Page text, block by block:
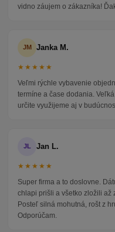
vidno záujem o zákazníka!
JM Janka M.
★★★★★
Veľmi rýchle vybavenie
termíne a čase dodania.
určite využijeme aj v
JL Jan L.
★★★★★
Super firma a to doslovne.
chlapi prišli a všetko zložili až
Posteľ silná mohutná, rošt z
Odporúčam.